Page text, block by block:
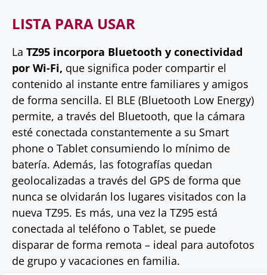
LISTA PARA USAR
La TZ95 incorpora Bluetooth y conectividad
por Wi-Fi, que significa poder compartir el
contenido al instante entre familiares y amigos
de forma sencilla. El BLE (Bluetooth Low Energy)
permite, a través del Bluetooth, que la cámara
esté conectada constantemente a su Smart
phone o Tablet consumiendo lo mínimo de
batería. Además, las fotografías quedan
geolocalizadas a través del GPS de forma que
nunca se olvidarán los lugares visitados con la
nueva TZ95. Es más, una vez la TZ95 está
conectada al teléfono o Tablet, se puede
disparar de forma remota – ideal para autofotos
de grupo y vacaciones en familia.